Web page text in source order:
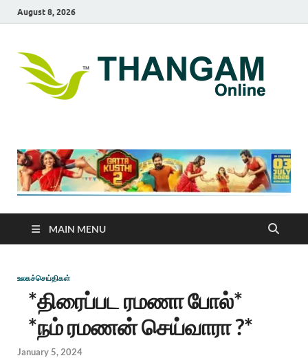
August 8, 2026
MAIN MENU
உலகச்செய்திகள்
*திரைப்பட ரமணா போல்*
*நம் ரமணன் செய்வாரா ?*
January 5, 2024